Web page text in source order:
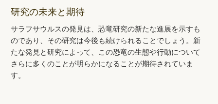
研究の未来と期待
サラフサウルスの発見は、恐竜研究の新たな進展を示すも
のであり、その研究は今後も続けられることでしょう。新
たな発見と研究によって、この恐竜の生態や行動について
さらに多くのことが明らかになることが期待されていま
す。